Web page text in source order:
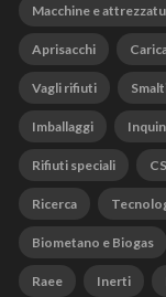
Macchine e
Aprisacchi
Vagli rifiuti
Imballaggi
Rifiuti speciali
Ricerca
Biometano e Biogas
Raee Inerti